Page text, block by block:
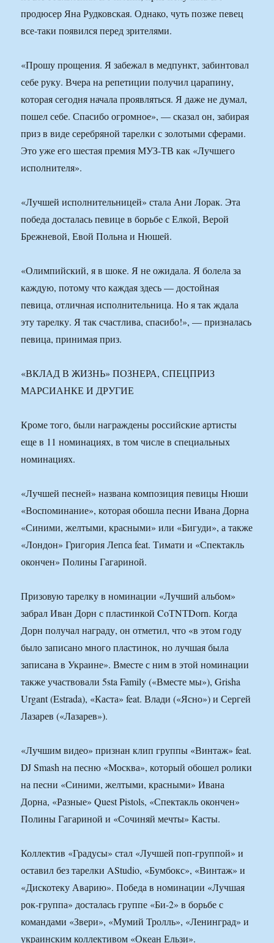
продюсер Яна Рудковская. Однако, чуть позже певец
все-таки появился перед зрителями.
«Прошу прощения. Я забежал в медпункт, забинтовал
себе руку. Вчера на репетиции получил царапину,
которая сегодня начала проявляться. Я даже не думал,
пошел себе. Спасибо огромное», — сказал он, забирая
приз в виде серебряной тарелки с золотыми сферами.
Это уже его шестая премия МУЗ-ТВ как «Лучшего
исполнителя».
«Лучшей исполнительницей» стала Ани Лорак. Эта
победа досталась певице в борьбе с Елкой, Верой
Брежневой, Евой Польна и Нюшей.
«Олимпийский, я в шоке. Я не ожидала. Я болела за
каждую, потому что каждая здесь — достойная
певица, отличная исполнительница. Но я так ждала
эту тарелку. Я так счастлива, спасибо!», — призналась
певица, принимая приз.
«ВКЛАД В ЖИЗНЬ» ПОЗНЕРА, СПЕЦПРИЗ
МАРСИАНКЕ И ДРУГИЕ
Кроме того, были награждены российские артисты
еще в 11 номинациях, в том числе в специальных
номинациях.
«Лучшей песней» названа композиция певицы Нюши
«Воспоминание», которая обошла песни Ивана Дорна
«Синими, желтыми, красными» или «Бигуди», а также
«Лондон» Григория Лепса feat. Тимати и «Спектакль
окончен» Полины Гагариной.
Призовую тарелку в номинации «Лучший альбом»
забрал Иван Дорн с пластинкой CoТNТDorn. Когда
Дорн получал награду, он отметил, что «в этом году
было записано много пластинок, но лучшая была
записана в Украине». Вместе с ним в этой номинации
также участвовали 5sta Family («Вместе мы»), Grisha
Urgant (Estrada), «Каста» feat. Влади («Ясно») и Сергей
Лазарев («Лазарев»).
«Лучшим видео» признан клип группы «Винтаж» feat.
DJ Smash на песню «Москва», который обошел ролики
на песни «Синими, желтыми, красными» Ивана
Дорна, «Разные» Quest Pistols, «Спектакль окончен»
Полины Гагариной и «Сочиняй мечты» Касты.
Коллектив «Градусы» стал «Лучшей поп-группой» и
оставил без тарелки AStudio, «Бумбокс», «Винтаж» и
«Дискотеку Аварию». Победа в номинации «Лучшая
рок-группа» досталась группе «Би-2» в борьбе с
командами «Звери», «Мумий Тролль», «Ленинград» и
украинским коллективом «Океан Ельзи».